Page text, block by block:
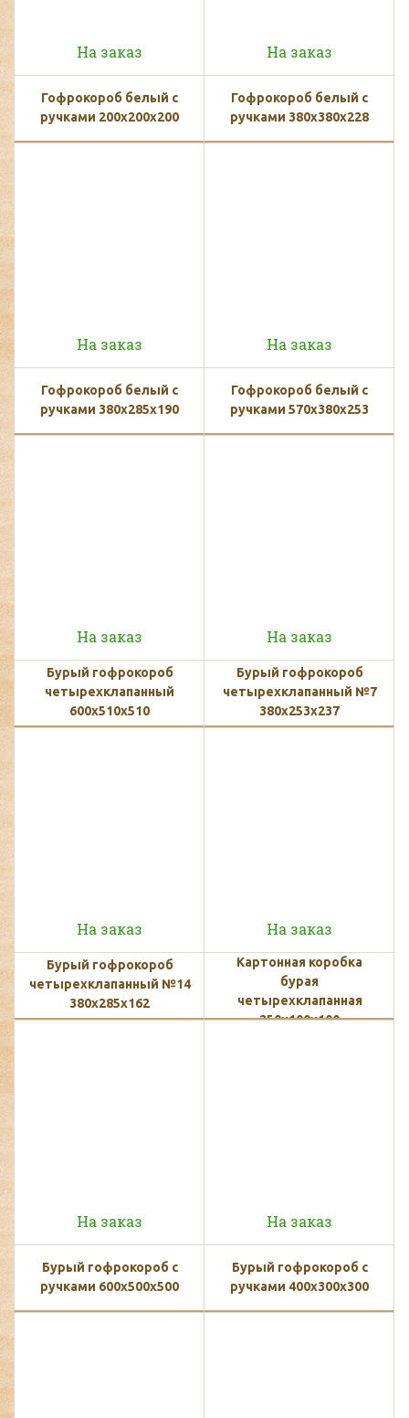
На заказ
Гофрокороб белый с
ручками 200х200х200
На заказ
Гофрокороб белый с
ручками 380х380х228
На заказ
Гофрокороб белый с
ручками 380х285х190
На заказ
Гофрокороб белый с
ручками 570х380х253
На заказ
Бурый гофрокороб
четырехклапанный
600х510х510
На заказ
Бурый гофрокороб
четырехклапанный №7
380х253х237
На заказ
Бурый гофрокороб
четырехклапанный №14
380х285х162
На заказ
Картонная коробка
бурая
четырехклапанная
250х100х100
На заказ
Бурый гофрокороб с
ручками 600х500х500
На заказ
Бурый гофрокороб с
ручками 400х300х300